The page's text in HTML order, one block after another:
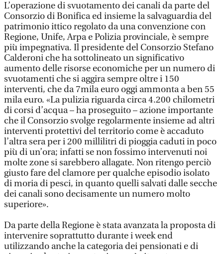
L’operazione di svuotamento dei canali da parte del
Consorzio di Bonifica ed insieme la salvaguardia del
patrimonio ittico regolato da una convenzione con
Regione, Unife, Arpa e Polizia provinciale, è sempre
più impegnativa. Il presidente del Consorzio Stefano
Calderoni che ha sottolineato un significativo
aumento delle risorse economiche per un numero di
svuotamenti che si aggira sempre oltre i 150
interventi, che da 7mila euro oggi ammonta a ben 55
mila euro. «La pulizia riguarda circa 4.200 chilometri
di corsi d’acqua – ha proseguito – azione importante
che il Consorzio svolge regolarmente insieme ad altri
interventi protettivi del territorio come è accaduto
l’altra sera per i 200 millilitri di pioggia caduti in poco
più di un’ora; infatti se non fossimo intervenuti noi
molte zone si sarebbero allagate. Non ritengo perciò
giusto fare del clamore per qualche episodio isolato
di moria di pesci, in quanto quelli salvati dalle secche
dei canali sono decisamente un numero molto
superiore».
Da parte della Regione è stata avanzata la proposta di
intervenire soprattutto durante i week end
utilizzando anche la categoria dei pensionati e di